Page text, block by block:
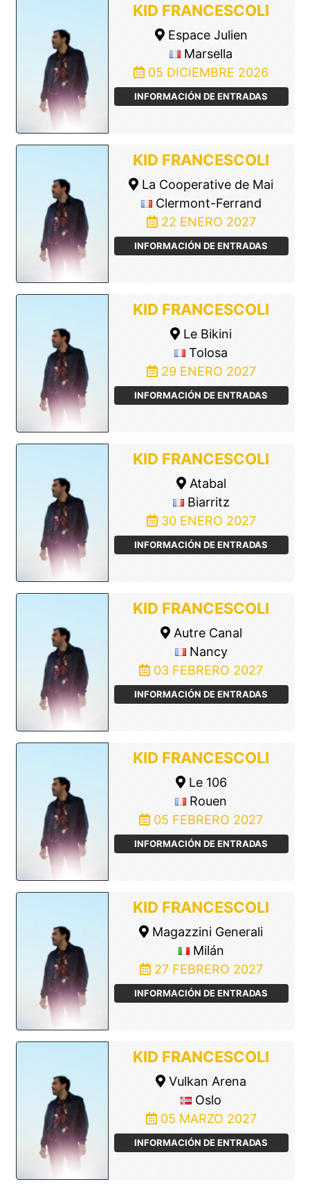
KID FRANCESCOLI
Espace Julien
Marsella
05 DICIEMBRE 2026
INFORMACIÓN DE ENTRADAS
KID FRANCESCOLI
La Cooperative de Mai
Clermont-Ferrand
22 ENERO 2027
INFORMACIÓN DE ENTRADAS
KID FRANCESCOLI
Le Bikini
Tolosa
29 ENERO 2027
INFORMACIÓN DE ENTRADAS
KID FRANCESCOLI
Atabal
Biarritz
30 ENERO 2027
INFORMACIÓN DE ENTRADAS
KID FRANCESCOLI
Autre Canal
Nancy
03 FEBRERO 2027
INFORMACIÓN DE ENTRADAS
KID FRANCESCOLI
Le 106
Rouen
05 FEBRERO 2027
INFORMACIÓN DE ENTRADAS
KID FRANCESCOLI
Magazzini Generali
Milán
27 FEBRERO 2027
INFORMACIÓN DE ENTRADAS
KID FRANCESCOLI
Vulkan Arena
Oslo
05 MARZO 2027
INFORMACIÓN DE ENTRADAS